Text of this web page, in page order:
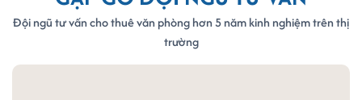
Đội ngũ tư vấn cho thuê văn phòng hơn 5 năm kinh nghiệm trên thị
trường